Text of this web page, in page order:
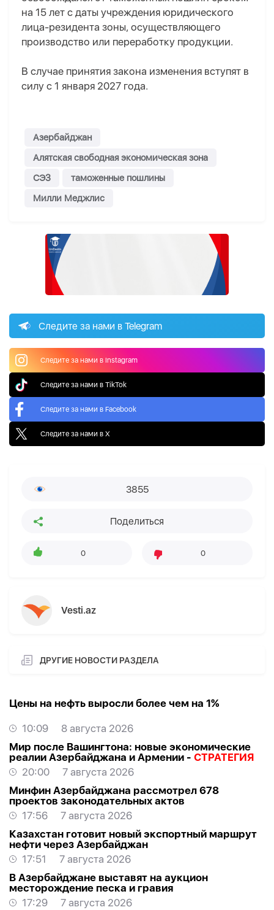
на 15 лет с даты учреждения юридического
лица-резидента зоны, осуществляющего
производство или переработку продукции.
В случае принятия закона изменения вступят в
силу с 1 января 2027 года.
Азербайджан
Алятская свободная экономическая зона
СЭЗ
таможенные пошлины
Милли Меджлис
Следите за нами в Telegram
Следите за нами в Instagram
Следите за нами в TikTok
Следите за нами в Facebook
Следите за нами в X
3855
Поделиться
0 0
Vesti.az
ДРУГИЕ НОВОСТИ РАЗДЕЛА
Цены на нефть выросли более чем на 1%
10:09
8 августа 2026
Мир после Вашингтона: новые экономические
реалии Азербайджана и Армении - СТРАТЕГИЯ
20:00
7 августа 2026
Минфин Азербайджана рассмотрел 678
проектов законодательных актов
17:56
7 августа 2026
Казахстан готовит новый экспортный маршрут
нефти через Азербайджан
17:51
7 августа 2026
В Азербайджане выставят на аукцион
месторождение песка и гравия
17:29
7 августа 2026